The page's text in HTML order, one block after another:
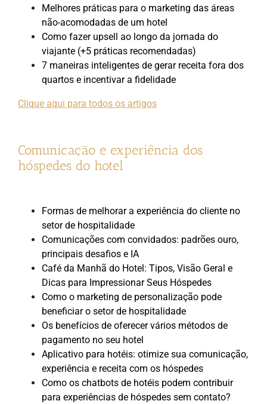
Melhores práticas para o marketing das áreas
não-acomodadas de um hotel
Como fazer upsell ao longo da jornada do
viajante (+5 práticas recomendadas)
7 maneiras inteligentes de gerar receita fora dos
quartos e incentivar a fidelidade
Clique aqui para todos os artigos
Comunicação e experiência dos
hóspedes do hotel
Formas de melhorar a experiência do cliente no
setor de hospitalidade
Comunicações com convidados: padrões ouro,
principais desafios e IA
Café da Manhã do Hotel: Tipos, Visão Geral e
Dicas para Impressionar Seus Hóspedes
Como o marketing de personalização pode
beneficiar o setor de hospitalidade
Os benefícios de oferecer vários métodos de
pagamento no seu hotel
Aplicativo para hotéis: otimize sua comunicação,
experiência e receita com os hóspedes
Como os chatbots de hotéis podem contribuir
para experiências de hóspedes sem contato?